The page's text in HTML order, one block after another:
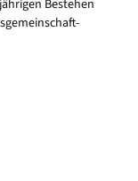
Bestehen